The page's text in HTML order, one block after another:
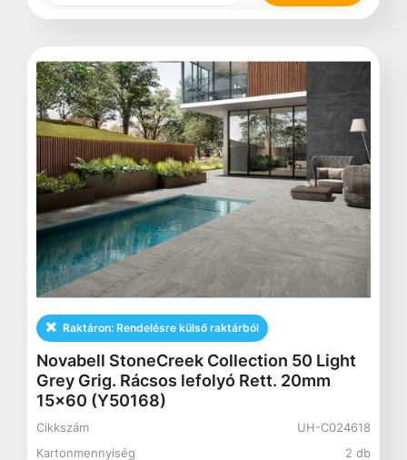
Raktáron: Rendelésre külső raktárból
Novabell StoneCreek Collection 50 Light
Grey Grig. Rácsos lefolyó Rett. 20mm
15x60 (Y50168)
Cikkszám
UH-C024618
Kartonmennyiség
2 db